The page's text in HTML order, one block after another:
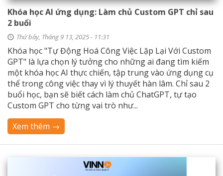
Khóa học AI ứng dụng: Làm chủ Custom GPT chỉ sau
2 buổi
Thứ bảy, Tháng 9 13, 2025 - 11:31
​Khóa học "Tự Động Hoá Công Việc Lặp Lại Với Custom
GPT" là lựa chọn lý tưởng cho những ai đang tìm kiếm
một khóa học AI thực chiến, tập trung vào ứng dụng cụ
thể trong công việc thay vì lý thuyết hàn lâm. Chỉ sau 2
buổi học, bạn sẽ biết cách làm chủ ChatGPT, tự tạo
Custom GPT cho từng vai trò như...
Xem thêm →